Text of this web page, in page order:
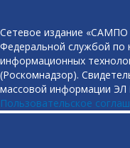
Сетевое издание «САМПО
Федеральной службой по
информационных
(Роскомнадзор).
массовой информации ЭЛ
Пользовательское